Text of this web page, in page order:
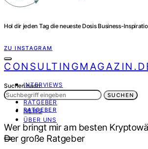
Hol dir jeden Tag die neueste Dosis Business-
ZU INSTAGRAM
INTERVIEWS
PORTRÄT
RATGEBER
NEWS
ÜBER UNS
Suchen nach:
SUCHEN
RATGEBER
Wer bringt mir am besten
Der große Ratgeber